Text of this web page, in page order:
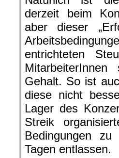
derzeit beim
aber dieser
entrichteten
Gehalt. So ist
diese nicht
Lager des
Streik
Bedingungen
Tagen entlassen.